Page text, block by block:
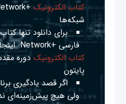
کتاب الکترونیک
شبکه‌ها
برای دانلود تنها
فارسی +Network
کتاب الکترونیک دوره
پایتون
اگر قصد یادگیری
ولی هیچ پیش‌زمینه‌ای